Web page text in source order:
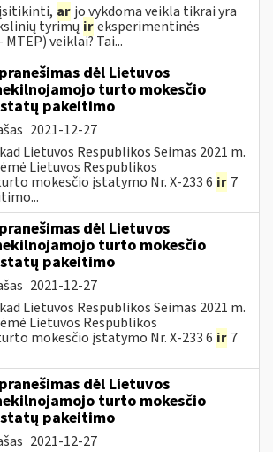
ar jo vykdoma veikla tikrai yra
tyrimų ireksperimentinės
veiklai? Tai...
dėl Lietuvos
turto mokesčio
pakeitimo
2021-12-27
Lietuvos Respublikos Seimas 2021 m.
Lietuvos Respublikos
mokesčio įstatymo Nr. X-233 6 ir 7
dėl Lietuvos
turto mokesčio
pakeitimo
2021-12-27
Lietuvos Respublikos Seimas 2021 m.
Lietuvos Respublikos
mokesčio įstatymo Nr. X-233 6 ir 7
dėl Lietuvos
turto mokesčio
pakeitimo
2021-12-27